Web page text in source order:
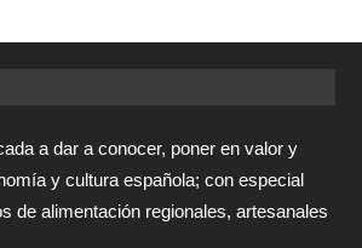
a dar a conocer, poner en valor y
y cultura española; con especial
de alimentación regionales, artesanales